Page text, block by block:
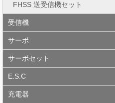
FHSS 送受信機セット
受信機
サーボ
サーボセット
E.S.C
充電器